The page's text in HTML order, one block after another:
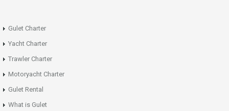
Gulet Charter
Yacht Charter
Trawler Charter
Motoryacht Charter
Gulet Rental
What is Gulet